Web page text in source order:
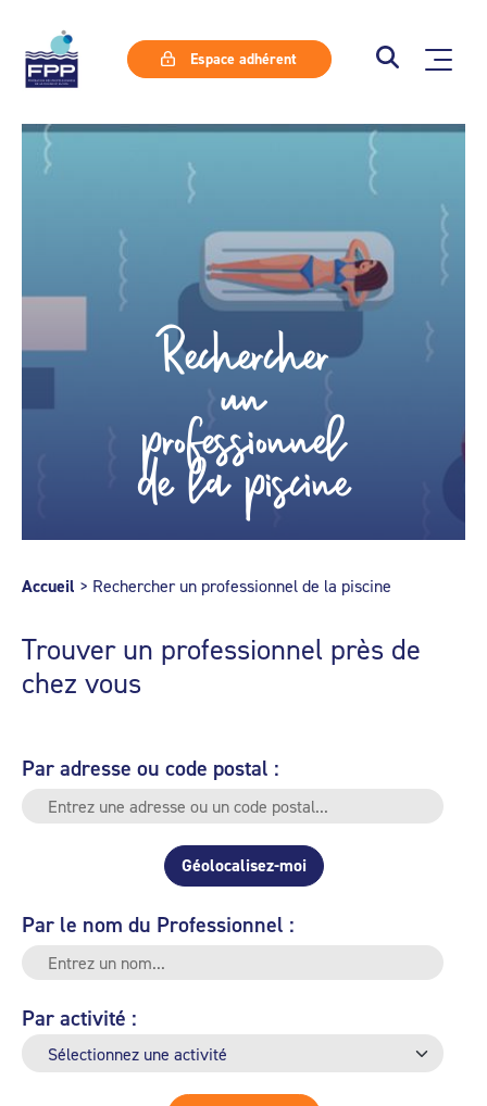
Espace adhérent
Rechercher
un
professionnel
de la piscine
Accueil > Rechercher un professionnel de la piscine
Trouver un professionnel près de
chez vous
Par adresse ou code postal :
Géolocalisez-moi
Par le nom du Professionnel :
Par activité :